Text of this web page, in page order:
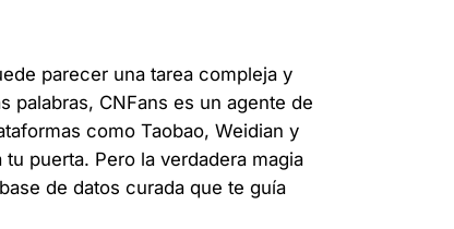
parecer una tarea compleja y
palabras, CNFans es un agente de
como Taobao, Weidian y
puerta. Pero la verdadera magia
de datos curada que te guía